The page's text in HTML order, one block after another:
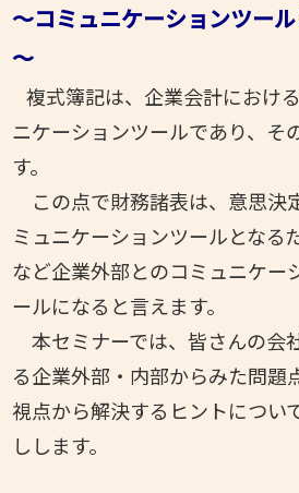
～コミュニケーションツー
～
複式簿記は、企業会計におけ
ニケーションツールであり、そ
す。
この点で財務諸表は、意思決
ミュニケーションツールとなる
など企業外部とのコミュニケー
ールになると言えます。
本セミナーでは、皆さんの会
る企業外部・内部からみた問題
視点から解決するヒントについ
しします。